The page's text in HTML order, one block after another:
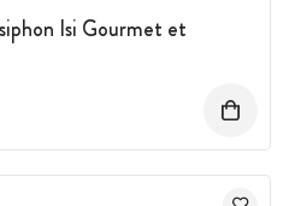
Isi Gourmet et